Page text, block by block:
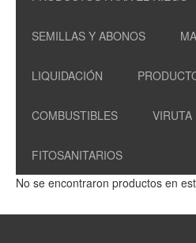
SEMILLAS Y ABONOS
LIQUIDACIÓN
COMBUSTIBLES VIRUTA
FITOSANITARIOS
No se encontraron productos en